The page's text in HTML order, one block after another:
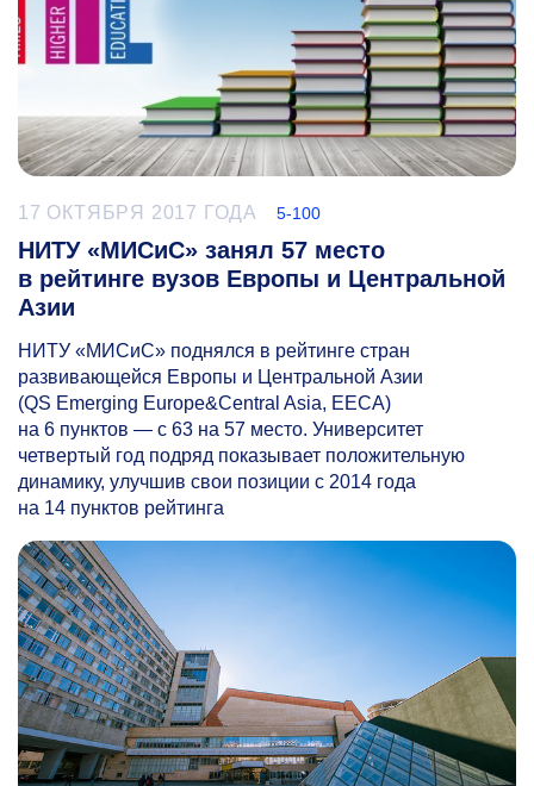
17 ОКТЯБРЯ 2017 ГОДА 5-100
НИТУ «МИСиС» занял 57 место
в рейтинге вузов Европы и Центральной
Азии
НИТУ «МИСиС» поднялся в рейтинге стран
развивающейся Европы и Центральной Азии
(QS Emerging Europe&Central Asia, EECA)
на 6 пунктов — с 63 на 57 место. Университет
четвертый год подряд показывает положительную
динамику, улучшив свои позиции с 2014 года
на 14 пунктов рейтинга